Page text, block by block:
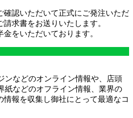
確認いただいて正式にご発注いただ
求書をお送りいたします。
をいただいております。
ンなどのオンライン情報や、店頭
紙などのオフライン情報、業界の
情報を収集し御社にとって最適なコ